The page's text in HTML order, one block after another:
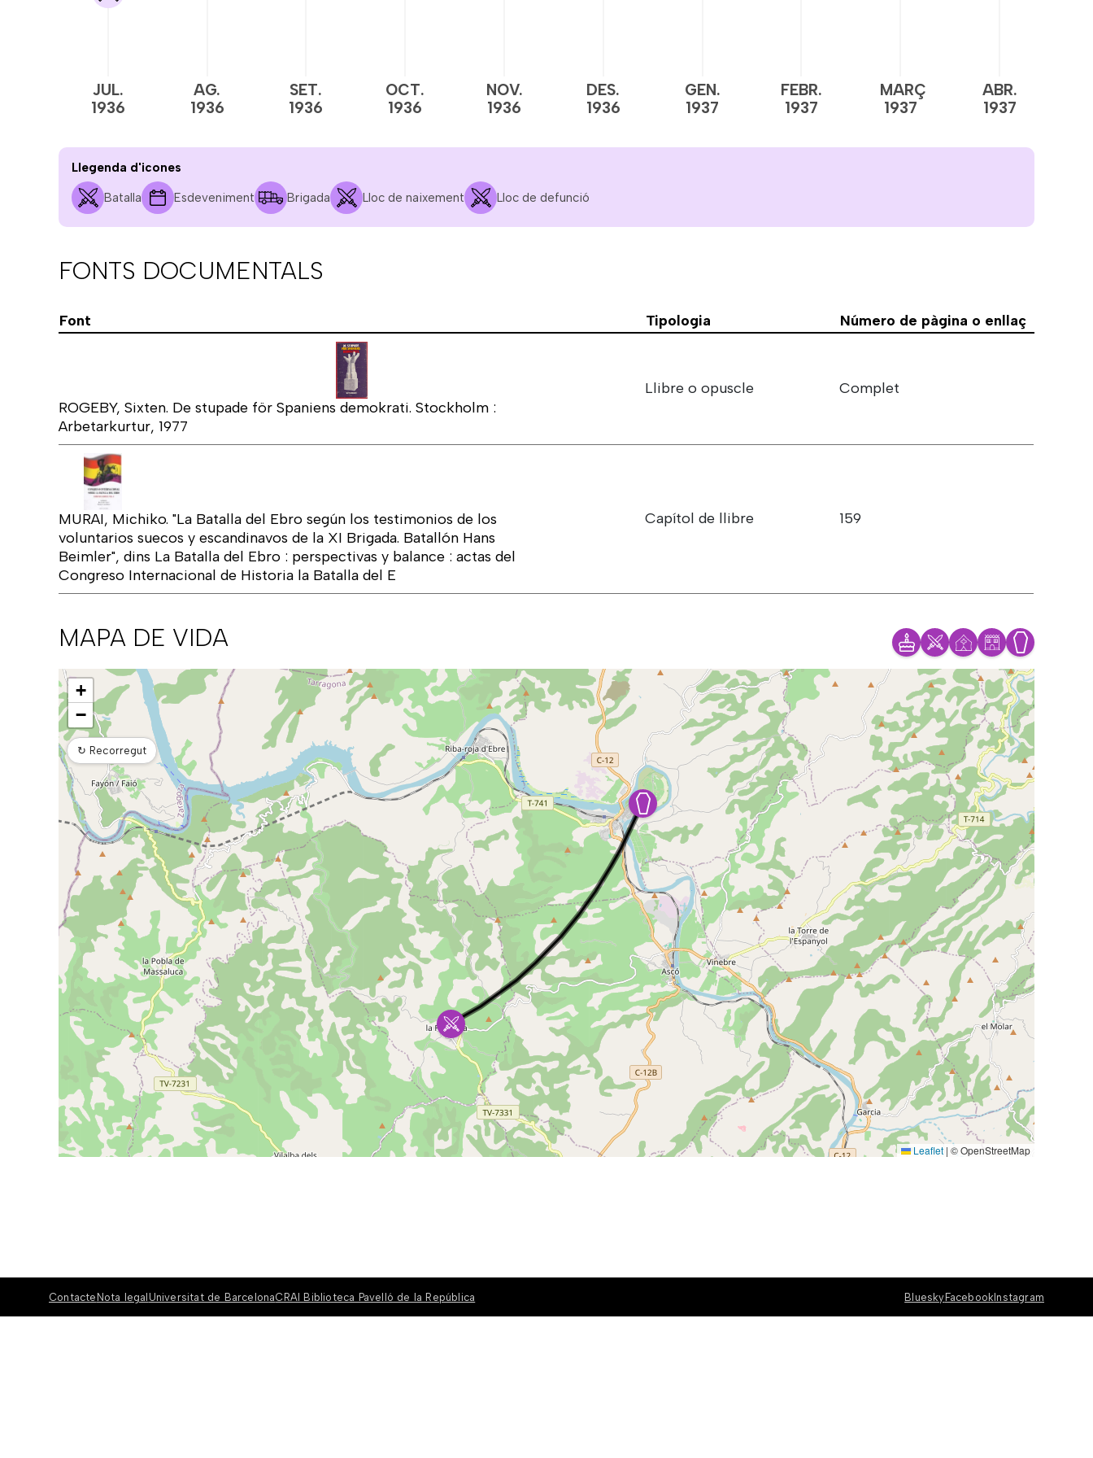
JUL.
1936
AG.
1936
SET.
1936
OCT.
1936
NOV.
1936
DES.
1936
GEN.
1937
FEBR.
1937
MARÇ
1937
ABR.
1937
Llegenda d'icones
Batalla Esdeveniment Brigada Lloc de naixement Lloc de defunció
FONTS DOCUMENTALS
Font Tipologia Número de pàgina o enllaç
ROGEBY, Sixten. De stupade för Spaniens demokrati. Stockholm :
Arbetarkurtur, 1977
Llibre o opuscle Complet
MURAI, Michiko. "La Batalla del Ebro según los testimonios de los
voluntarios suecos y escandinavos de la XI Brigada. Batallón Hans
Beimler", dins La Batalla del Ebro : perspectivas y balance : actas del
Congreso Internacional de Historia la Batalla del E
Capítol de llibre 159
MAPA DE VIDA
Mapa
+
−
↻ Recorregut
Leaflet | © OpenStreetMap
Contacte Nota legal Universitat de BarcelonaCRAI Biblioteca Pavelló de la República Bluesky Facebook Instagram